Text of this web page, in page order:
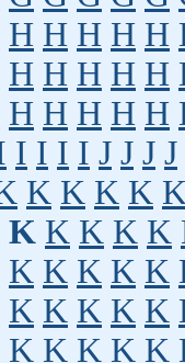
H H H H H
H H H H H
H H H H H
I I I I J J J J
K K K K
K K K K K
K K K K K
K K K K K
K K K K K